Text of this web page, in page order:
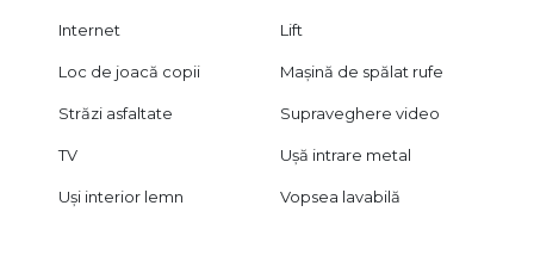
Internet Lift
Loc de joacă copii Mașină de spălat rufe
Străzi asfaltate Supraveghere video
TV Ușă intrare metal
Uși interior lemn Vopsea lavabilă